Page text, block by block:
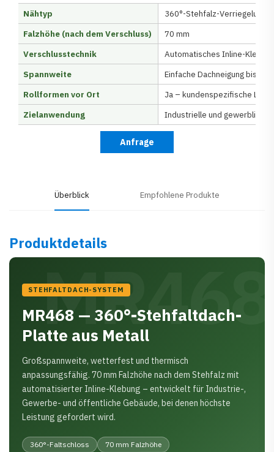
Nähtyp
360°-Stehfalz-Verriegelung
Falzhöhe (nach dem Verschluss)
70 mm
Verschlusstechnik
Automatisches Inline-Kleben
Spannweite
Einfache Dachneigung bis zu
Rollformen vor Ort
Ja – kundenspezifische
Zielanwendung
Industrielle und gewerbliche
Anfrage
Überblick Empfohlene Produkte
Produktdetails
MR468
STEHFALTDACH-SYSTEM
MR468 — 360°-Stehfaltdach-
Platte aus Metall
Großspannweite, wetterfest und thermisch
anpassungsfähig. 70 mm Falzhöhe nach dem Stehfalz mit
automatisierter Inline-Klebung – entwickelt für Industrie-,
Gewerbe- und öffentliche Gebäude, bei denen höchste
Leistung gefordert wird.
360°-Faltschloss
70 mm Falzhöhe